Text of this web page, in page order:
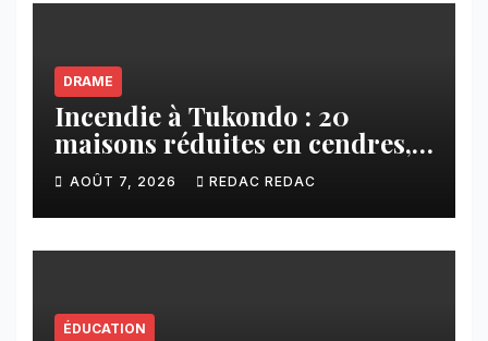
DRAME
Incendie à Tukondo : 20
maisons réduites en cendres,
plusieurs familles sans abri
AOÛT 7, 2026 REDAC REDAC
ÉDUCATION